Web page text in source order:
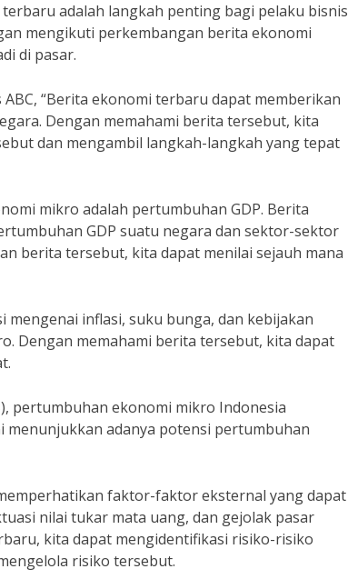
adalah langkah penting bagi pelaku bisnis
mengikuti perkembangan berita ekonomi
di pasar.
“Berita ekonomi terbaru dapat memberikan
Dengan memahami berita tersebut, kita
dan mengambil langkah-langkah yang tepat
mikro adalah pertumbuhan GDP. Berita
GDP suatu negara dan sektor-sektor
berita tersebut, kita dapat menilai sejauh mana
inflasi, suku bunga, dan kebijakan
Dengan memahami berita tersebut, kita dapat
pertumbuhan ekonomi mikro Indonesia
menunjukkan adanya potensi pertumbuhan
faktor-faktor eksternal yang dapat
nilai tukar mata uang, dan gejolak pasar
kita dapat mengidentifikasi risiko-risiko
risiko tersebut.